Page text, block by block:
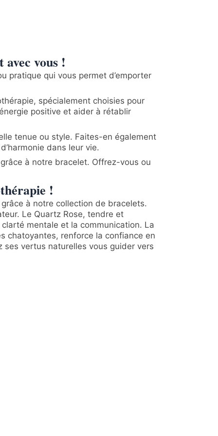
vous !
pratique qui vous permet d’emporter
spécialement choisies pour
positive et aider à rétablir
tenue ou style. Faites-en également
dans leur vie.
à notre bracelet. Offrez-vous ou
!
à notre collection de bracelets.
Le Quartz Rose, tendre et
mentale et la communication. La
chatoyantes, renforce la confiance en
vertus naturelles vous guider vers